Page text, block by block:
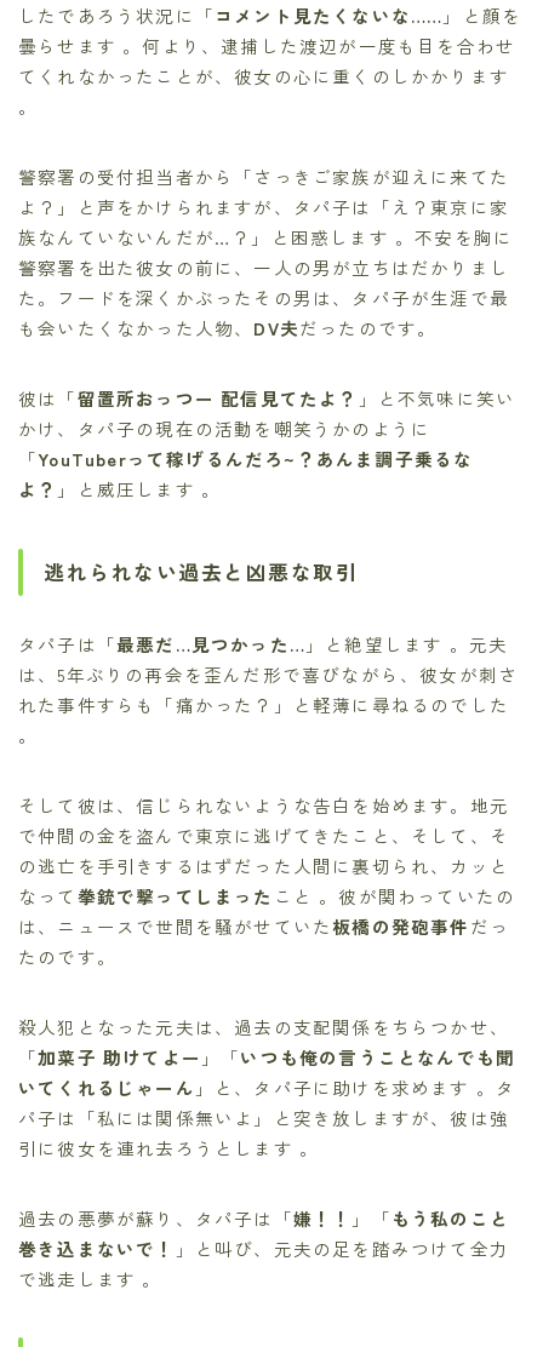
したであろう状況に「コメント見たくないな…… 」と顔を
曇らせます 。何より、逮捕した渡辺が一度も目を合わせ
てくれなかったことが、彼女の心に重くのしかかります
。
警察署の受付担当者から「さっきご家族が迎えに来てた
よ？」と声をかけられますが、タパ子は「え？東京に家
族なんていないんだが…？」と困惑します 。不安を胸に
警察署を出た彼女の前に、一人の男が立ちはだかりまし
た。フードを深くかぶったその男は、タパ子が生涯で最
も会いたくなかった人物、 DV夫だったのです。
彼は「留置所おっつー 配信見てたよ？ 」と不気味に笑い
かけ、タパ子の現在の活動を嘲笑うかのように
「YouTuberって稼げるんだろ~？あんま調子乗るな
よ？ 」と威圧します 。
逃れられない過去と凶悪な取引
タパ子は「最悪だ…見つかった… 」と絶望します 。元夫
は、5年ぶりの再会を歪んだ形で喜びながら、彼女が刺さ
れた事件すらも「痛かった？」と軽薄に尋ねるのでした
。
そして彼は、信じられないような告白を始めます。地元
で仲間の金を盗んで東京に逃げてきたこと、そして、そ
の逃亡を手引きするはずだった人間に裏切られ、カッと
なって拳銃で撃ってしまった こと 。彼が関わっていたの
は、ニュースで世間を騒がせていた板橋の発砲事件だっ
たのです。
殺人犯となった元夫は、過去の支配関係をちらつかせ、
「加菜子 助けてよー 」「いつも俺の言うことなんでも聞
いてくれるじゃーん 」と、タパ子に助けを求めます 。タ
パ子は「私には関係無いよ」と突き放しますが、彼は強
引に彼女を連れ去ろうとします 。
過去の悪夢が蘇り、タパ子は「嫌！！ 」「もう私のこと
巻き込まないで！ 」と叫び、元夫の足を踏みつけて全力
で逃走します 。